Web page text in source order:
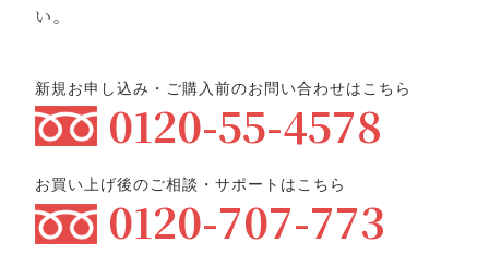
大変ご迷惑をおかけいたしますが、ご理解の程、宜しくお
願い申し上げます。
2025/11/14
メディア掲載 mybest
い。
新規お申し込み・ご購入前のお問い合わせはこちら
0120-55-4578
お買い上げ後のご相談・サポートはこちら
0120-707-773